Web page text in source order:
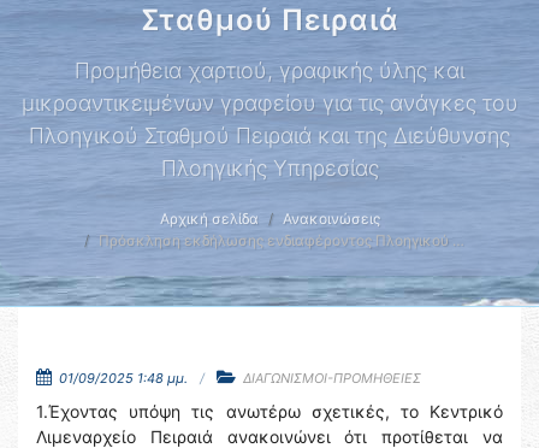
Σταθμού Πειραιά
Προμήθεια χαρτιού, γραφικής ύλης και
μικροαντικειμένων γραφείου για τις ανάγκες του
Πλοηγικού Σταθμού Πειραιά και της Διεύθυνσης
Πλοηγικής Υπηρεσίας
Αρχική σελίδα
Ανακοινώσεις
Πρόσκληση εκδήλωσης ενδιαφέροντος Πλοηγικού …
01/09/2025 1:48 μμ. ΔΙΑΓΩΝΙΣΜΟΙ-ΠΡΟΜΗΘΕΙΕΣ
1.Έχοντας υπόψη τις ανωτέρω σχετικές, το Κεντρικό
Λιμεναρχείο Πειραιά ανακοινώνει ότι προτίθεται να